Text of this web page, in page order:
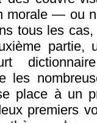
morale — ou
tous les
partie,
les
place à un
premiers